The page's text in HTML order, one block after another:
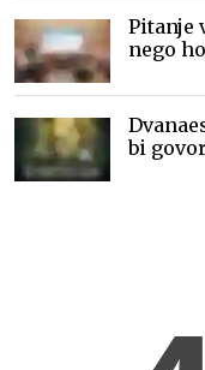
Pitanje
nego
bi